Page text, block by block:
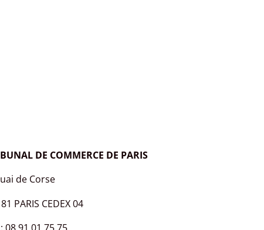
DE COMMERCE DE PARIS
de Corse
PARIS CEDEX 04